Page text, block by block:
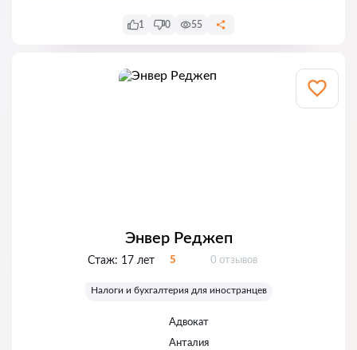
1 0 55
Энвер Реджеп
Стаж: 17 лет 5 Отзывов:
0 отзывов
Налоги и бухгалтерия для иностранцев
Адвокат
Анталия